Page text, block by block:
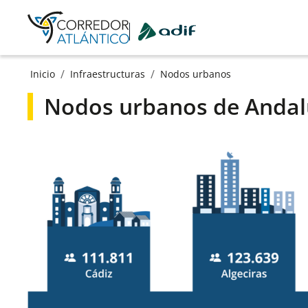
Ir a contenido principal
Inicio / Infraestructuras / Nodos urbanos
Nodos urbanos de